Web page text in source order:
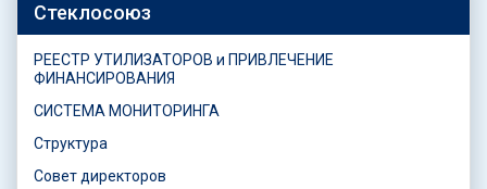
Стеклосоюз
РЕЕСТР УТИЛИЗАТОРОВ и ПРИВЛЕЧЕНИЕ
ФИНАНСИРОВАНИЯ
СИСТЕМА МОНИТОРИНГА
Структура
Совет директоров